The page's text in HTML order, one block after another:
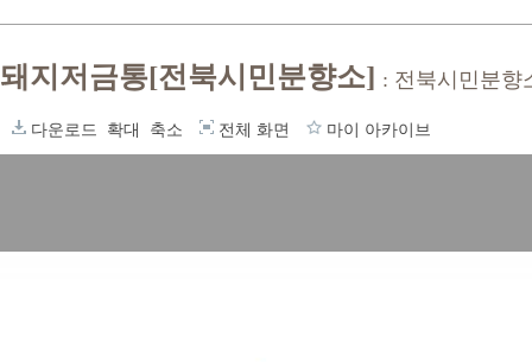
돼지저금통[전북시민분향소] : 전북시민분향
다운로드 확대 축소 전체 화면 마이 아카이브